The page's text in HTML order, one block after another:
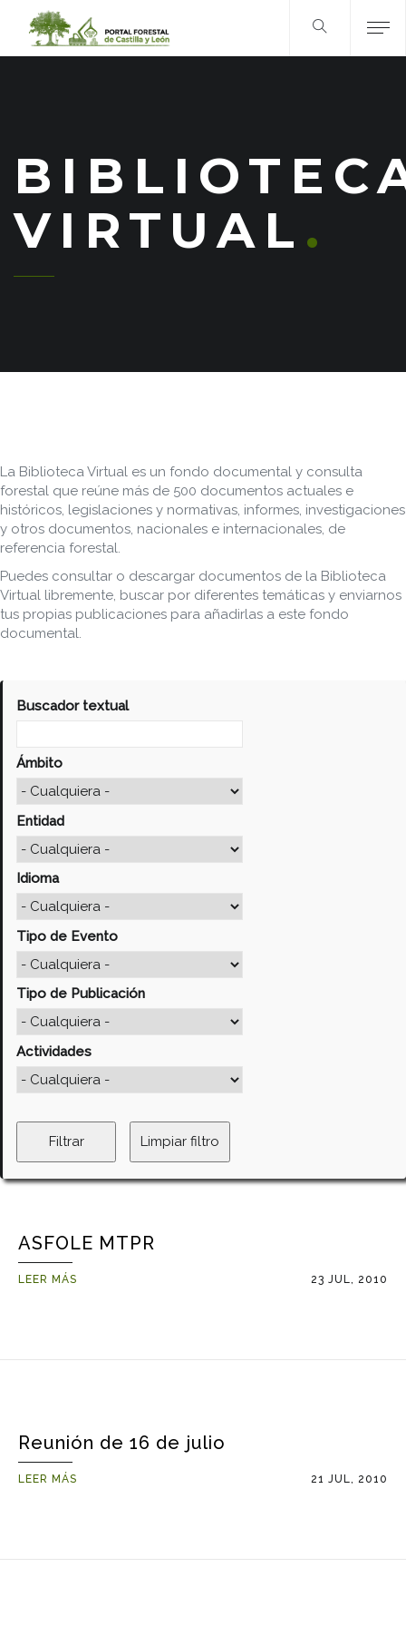
VIRTUAL
La Biblioteca Virtual es un fondo documental y consulta
forestal que reúne más de 500 documentos actuales e
históricos, legislaciones y normativas, informes, investigaciones
y otros documentos, nacionales e internacionales, de
referencia forestal.
Puedes consultar o descargar documentos de la Biblioteca
Virtual libremente, buscar por diferentes temáticas y enviarnos
tus propias publicaciones para añadirlas a este fondo
documental.
Buscador textual
Ámbito
Entidad
Idioma
Tipo de Evento
Tipo de Publicación
Actividades
ASFOLE MTPR
LEER MÁS 23 JUL, 2010
Reunión de 16 de julio
LEER MÁS 21 JUL, 2010